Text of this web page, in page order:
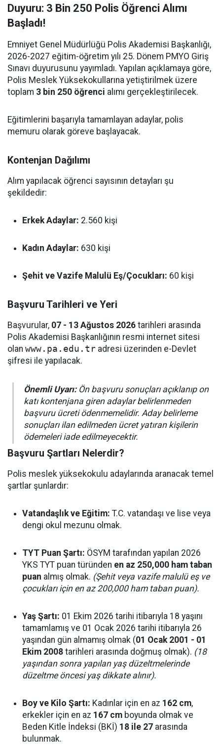
Duyuru: 3 Bin 250 Polis Öğrenci Alımı
Başladı!
Emniyet Genel Müdürlüğü Polis Akademisi Başkanlığı,
2026-2027 eğitim-öğretim yılı 25. Dönem PMYO Giriş
Sınavı duyurusunu yayımladı. Yapılan açıklamaya göre,
Polis Meslek Yüksekokullarına yetiştirilmek üzere
toplam 3 bin 250 öğrenci alımı gerçekleştirilecek.
Eğitimlerini başarıyla tamamlayan adaylar, polis
memuru olarak göreve başlayacak.
Kontenjan Dağılımı
Alım yapılacak öğrenci sayısının detayları şu
şekildedir:
Erkek Adaylar: 2.560 kişi
Kadın Adaylar: 630 kişi
Şehit ve Vazife Malulü Eş/Çocukları: 60 kişi
Başvuru Tarihleri ve Yeri
Başvurular, 07 - 13 Ağustos 2026 tarihleri arasında
Polis Akademisi Başkanlığının resmi internet sitesi
olan www.pa.edu.tr adresi üzerinden e-Devlet
şifresi ile yapılacak.
Önemli Uyarı:Ön başvuru sonuçları açıklanıp on
katı kontenjana giren adaylar belirlenmeden
başvuru ücreti ödenmemelidir. Aday belirleme
sonuçları ilan edilmeden ücret yatıran kişilerin
ödemeleri iade edilmeyecektir.
Başvuru Şartları Nelerdir?
Polis meslek yüksekokulu adaylarında aranacak temel
şartlar şunlardır:
Vatandaşlık ve Eğitim: T.C. vatandaşı ve lise veya
dengi okul mezunu olmak.
TYT Puan Şartı: ÖSYM tarafından yapılan 2026
YKS TYT puan türünden en az 250,000 ham taban
puan almış olmak. (Şehit veya vazife malulü eş ve
çocukları için en az 200,000 ham taban puan).
Yaş Şartı: 01 Ekim 2026 tarihi itibarıyla 18 yaşını
tamamlamış ve 01 Ocak 2026 tarihi itibarıyla 26
yaşından gün almamış olmak (01 Ocak 2001 - 01
Ekim 2008 tarihleri arasında doğmuş olmak). (18
yaşından sonra yapılan yaş düzeltmelerinde
düzeltme öncesi yaş dikkate alınır).
Boy ve Kilo Şartı: Kadınlar için en az 162 cm,
erkekler için en az 167 cm boyunda olmak ve
Beden Kitle İndeksi (BKİ) 18 ile 27 arasında
bulunmak.